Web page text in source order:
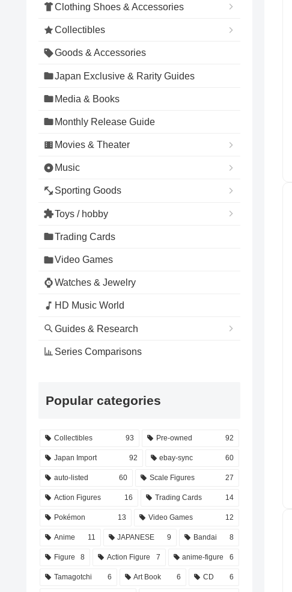
Clothing Shoes & Accessories
Collectibles
Goods & Accessories
Japan Exclusive & Rarity Guides
Media & Books
Monthly Release Guide
Movies & Theater
Music
Sporting Goods
Toys / hobby
Trading Cards
Video Games
Watches & Jewelry
HD Music World
Guides & Research
Series Comparisons
Popular categories
Collectibles 93 Pre-owned 92
Japan Import 92 ebay-sync 60
auto-listed 60 Scale Figures 27
Action Figures 16 Trading Cards 14
Pokémon 13 Video Games 12
Anime 11 JAPANESE 9 Bandai 8
Figure 8 Action Figure 7 anime-figure 6
Tamagotchi 6 Art Book 6 CD 6